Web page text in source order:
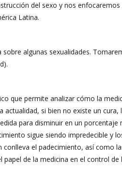
del sexo y nos enfocaremos
Latina.
algunas sexualidades.
que permite analizar cómo la
si bien no existe un
para disminuir en un porcentaje
sigue siendo impredecible y
el padecimiento, así como
de la medicina en el control